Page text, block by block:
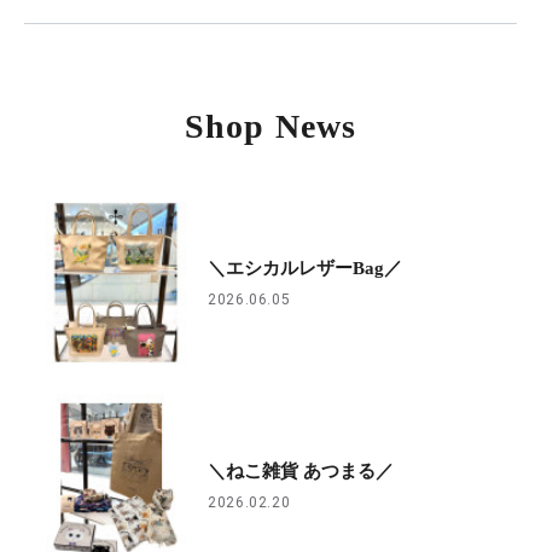
Shop News
＼エシカルレザーBag／
2026.06.05
＼ねこ雑貨 あつまる／
2026.02.20